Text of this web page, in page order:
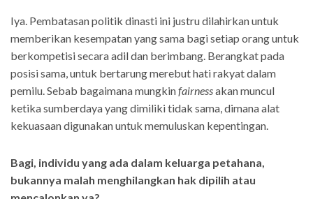
Iya. Pembatasan politik dinasti ini justru dilahirkan untuk
memberikan kesempatan yang sama bagi setiap orang untuk
berkompetisi secara adil dan berimbang. Berangkat pada
posisi sama, untuk bertarung merebut hati rakyat dalam
pemilu. Sebab bagaimana mungkinfairnessakan muncul
ketika sumberdaya yang dimiliki tidak sama, dimana alat
kekuasaan digunakan untuk memuluskan kepentingan.
Bagi, individu yang ada dalam keluarga petahana,
bukannya malah menghilangkan hak dipilih atau